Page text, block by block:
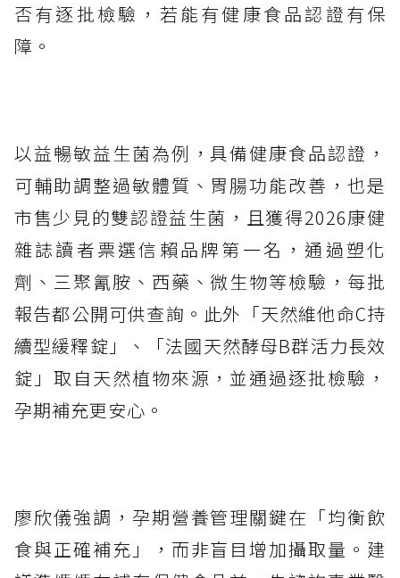
否有逐批檢驗，若能有健康食品認證有保
障。
以益暢敏益生菌為例，具備健康食品認證，
可輔助調整過敏體質、胃腸功能改善，也是
市售少見的雙認證益生菌，且獲得2026康健
雜誌讀者票選信賴品牌第一名，通過塑化
劑、三聚氰胺、西藥、微生物等檢驗，每批
報告都公開可供查詢。此外「天然維他命C持
續型緩釋錠」、「法國天然酵母B群活力長效
錠」取自天然植物來源，並通過逐批檢驗，
孕期補充更安心。
廖欣儀強調，孕期營養管理關鍵在「均衡飲
食與正確補充」，而非盲目增加攝取量。建